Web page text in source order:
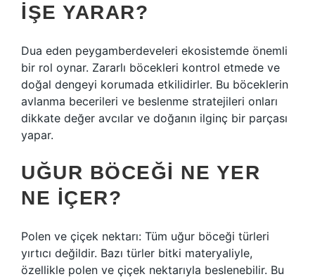
IŞE YARAR?
Dua eden peygamberdeveleri ekosistemde önemli
bir rol oynar. Zararlı böcekleri kontrol etmede ve
doğal dengeyi korumada etkilidirler. Bu böceklerin
avlanma becerileri ve beslenme stratejileri onları
dikkate değer avcılar ve doğanın ilginç bir parçası
yapar.
UĞUR BÖCEĞI NE YER
NE IÇER?
Polen ve çiçek nektarı: ​​Tüm uğur böceği türleri
yırtıcı değildir. Bazı türler bitki materyaliyle,
özellikle polen ve çiçek nektarıyla beslenebilir. Bu